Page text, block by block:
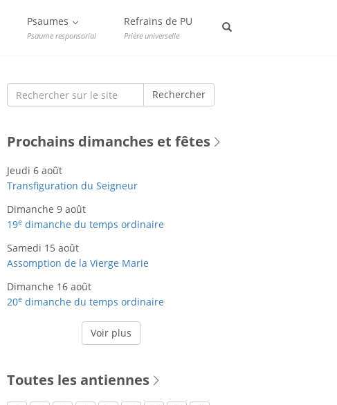
Psaumes
Psaume responsorial
Refrains de PU
Prière universelle
Search
for:
Rechercher
Prochains dimanches et fêtes
Jeudi 6 août
Transfiguration du Seigneur
Dimanche 9 août
19e dimanche du temps ordinaire
Samedi 15 août
Assomption de la Vierge Marie
Dimanche 16 août
20e dimanche du temps ordinaire
Voir plus
Toutes les antiennes